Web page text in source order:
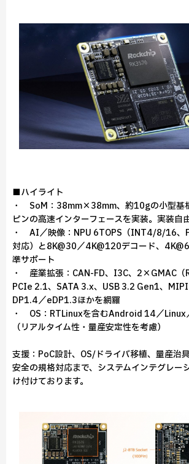
■ハイライト
・ SoM：38mm×38mm、約10gの小型基
ピンの高速インターフェースを実装。実装自
・ AI／映像：NPU 6TOPS（INT4/8/16
対応）と8K@30／4K@120デコード、
準サポート
・ 産業拡張：CAN-FD、I3C、2×GMAC（
PCIe 2.1、SATA 3.x、USB 3.2 Gen1、
DP1.4／eDP1.3ほかを網羅
・ OS：RTLinuxを含むAndroid 14／
（リアルタイム性・量産安定性を考慮）
支援：PoC設計、OS/ドライバ移植、量産治
安全の規格対応まで、システムインテグレー
け付けております。